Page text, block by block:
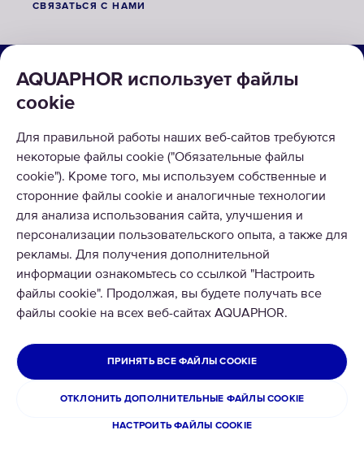
СВЯЗАТЬСЯ С НАМИ
AQUAPHOR использует файлы
cookie
Для правильной работы наших веб-сайтов требуются
некоторые файлы cookie ("Обязательные файлы
cookie"). Кроме того, мы используем собственные и
сторонние файлы cookie и аналогичные технологии
для анализа использования сайта, улучшения и
персонализации пользовательского опыта, а также для
рекламы. Для получения дополнительной
информации ознакомьтесь со ссылкой "Настроить
файлы cookie". Продолжая, вы будете получать все
файлы cookie на всех веб-сайтах AQUAPHOR.
НАСТРОИТЬ ФАЙЛЫ COOKIE
ОТКЛОНИТЬ ДОПОЛНИТЕЛЬНЫЕ ФАЙЛЫ COOKIE
ПРИНЯТЬ ВСЕ ФАЙЛЫ COOKIE
КАТАЛОГ
РЕШЕНИЯ
ВОЗВРАТ ТОВАРА
© 2026 Aquaphor International OÜ - Тел: +372 6002255 Email:
Все права защищены
Политика конфиденциальности
Условия использования сайта
Cookies
ЭСТОНИЯ